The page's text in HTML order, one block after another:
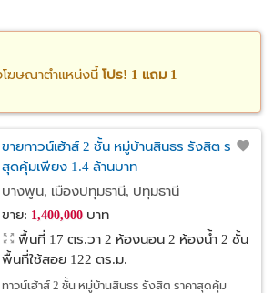
ฆษณาตำแหน่งนี้ โปร! 1 แถม 1
ขายทาวน์เฮ้าส์ 2 ชั้น หมู่บ้านสินธร รังสิต ราคา
สุดคุ้มเพียง 1.4 ล้านบาท
บางพูน, เมืองปทุมธานี, ปทุมธานี
ขาย: 1,400,000บาท
พื้นที่ 17 ตร.วา 2 ห้องนอน 2 ห้องน้ำ 2 ชั้น
พื้นที่ใช้สอย 122 ตร.ม.
ทาวน์เฮ้าส์ 2 ชั้น หมู่บ้านสินธร รังสิต ราคาสุดคุ้ม